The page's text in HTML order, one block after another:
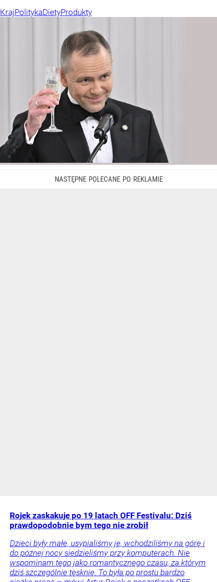
KrajPolitykaDietyProdukty
Rojek zaskakuje po 19 latach OFF Festivalu: Dziś
prawdopodobnie bym tego nie zrobił
Dzieci były małe, usypialiśmy je, wchodziliśmy na górę i
do późnej nocy siedzieliśmy przy komputerach. Nie
wspominam tego jako romantycznego czasu, za którym
dziś szczególnie tęsknię. To była po prostu bardzo